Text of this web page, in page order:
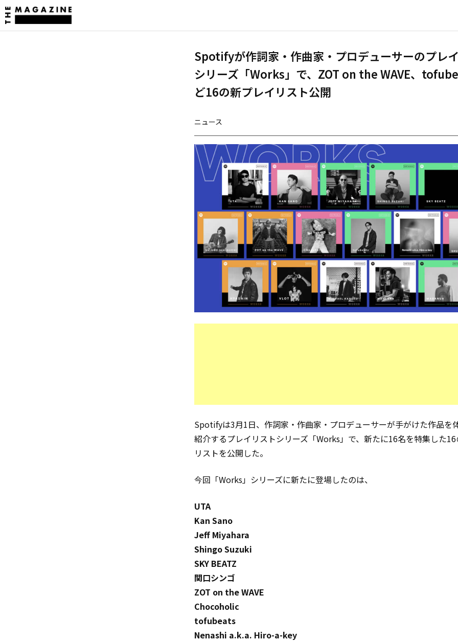
Spotifyが作詞家・作曲家・プロデューサーのプレ
シリーズ「Works」で、ZOT on the WAVE、
ど16の新プレイリスト公開
ニュース
Spotifyは3月1日、作詞家・作曲家・プロデューサーが手がけた作品を
紹介するプレイリストシリーズ「Works」で、新たに16名を特集した16
リストを公開した。
今回「Works」シリーズに新たに登場したのは、
UTA
Kan Sano
Jeff Miyahara
Shingo Suzuki
SKY BEATZ
関口シンゴ
ZOT on the WAVE
Chocoholic
tofubeats
Nenashi a.k.a. Hiro-a-key